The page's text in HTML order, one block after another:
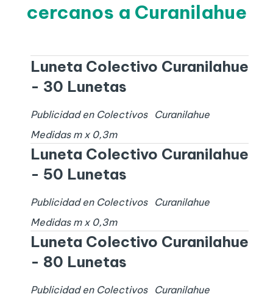
cercanos a Curanilahue
Luneta Colectivo Curanilahue
- 30 Lunetas
Publicidad en Colectivos
Curanilahue
Medidas m x 0,3m
Luneta Colectivo Curanilahue
- 50 Lunetas
Publicidad en Colectivos
Curanilahue
Medidas m x 0,3m
Luneta Colectivo Curanilahue
- 80 Lunetas
Publicidad en Colectivos
Curanilahue